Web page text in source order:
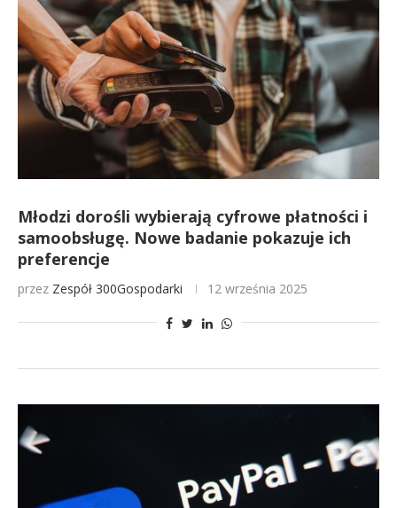
Młodzi dorośli wybierają cyfrowe płatności i
samoobsługę. Nowe badanie pokazuje ich
preferencje
przez Zespół 300Gospodarki 12 września 2025